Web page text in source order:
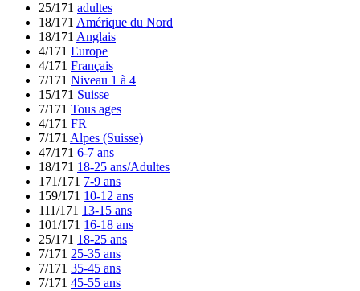
25/171 adultes
18/171 Amérique du Nord
18/171 Anglais
4/171 Europe
4/171 Français
7/171 Niveau 1 à 4
15/171 Suisse
7/171 Tous ages
4/171 FR
7/171 Alpes (Suisse)
47/171 6-7 ans
18/171 18-25 ans/Adultes
171/171 7-9 ans
159/171 10-12 ans
111/171 13-15 ans
101/171 16-18 ans
25/171 18-25 ans
7/171 25-35 ans
7/171 35-45 ans
7/171 45-55 ans